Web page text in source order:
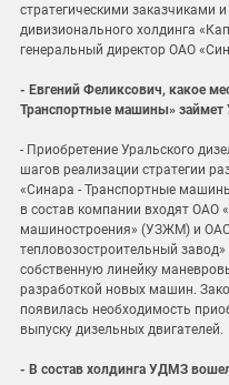
стратегическими заказчиками
дивизионального холдинга
генеральный директор ОАО
- Евгений Феликсович, какое
Транспортные машины»
- Приобретение Уральского
шагов реализации стратегии
«Синара - Транспортные
в состав компании входят ОАО
машиностроения» (УЗЖМ) и
тепловозостроительный
собственную линейку
разработкой новых машин.
появилась необходимость
выпуску дизельных двигателей.
- В состав холдинга УДМЗ